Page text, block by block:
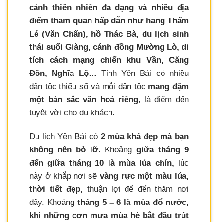
cảnh thiên nhiên đa dạng và nhiều địa
điểm tham quan hấp dẫn như hang Thẩm
Lé (Văn Chấn), hồ Thác Bà, du lịch sinh
thái suối Giàng, cánh đồng Mường Lò, di
tích cách mạng chiến khu Vần, Căng
Đồn, Nghĩa Lộ… Tỉnh Yên Bái có nhiều
dân tộc thiểu số và mỗi dân tộc mang đậm
một bản sắc văn hoá riêng, là điểm đến
tuyệt vời cho du khách.
Du lịch Yên Bái có 2 mùa khá đẹp mà bạn
không nên bỏ lỡ. Khoảnggiữa tháng 9
đến giữa tháng 10 là mùa lúa chín, lúc
này ở khắp nơi sẽ vàng rực một màu lúa,
thời tiết đẹp, thuận lợi để đến thăm nơi
đây. Khoảng tháng 5 – 6 là mùa đổ nước,
khi những cơn mưa mùa hè bắt đầu trút